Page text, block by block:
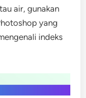
air, gunakan
yang
indeks